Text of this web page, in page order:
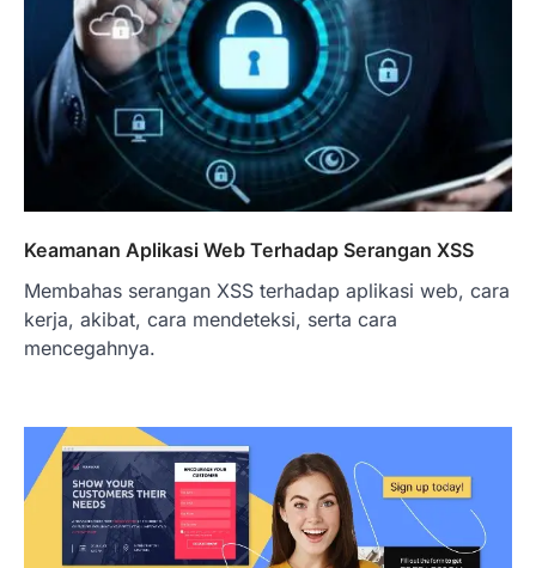
Keamanan Aplikasi Web Terhadap Serangan XSS
Membahas serangan XSS terhadap aplikasi web, cara
kerja, akibat, cara mendeteksi, serta cara
mencegahnya.